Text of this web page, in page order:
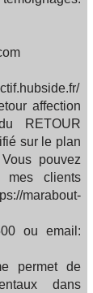
affection
RETOUR
sur le plan
pouvez
mes clients
marabout-
ou email:
permet de
dans